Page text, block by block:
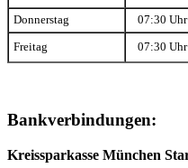
Donnerstag 07:30
Freitag 07:30
Bankverbindungen:
Kreissparkasse München